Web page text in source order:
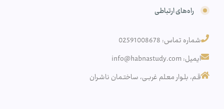
راه‌های ارتباطی
شماره تماس: 02591008678
ایمیل: info@habnastudy.com
قـم، بلـوار معـلم غربـی، ساختـمان ناشـران